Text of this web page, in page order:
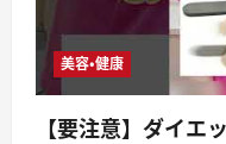
美容・健康
【要注意】ダイエ